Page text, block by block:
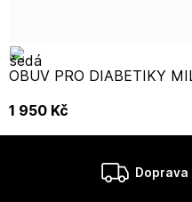
OBUV PRO DIABETIKY
1 950 Kč
Doprava